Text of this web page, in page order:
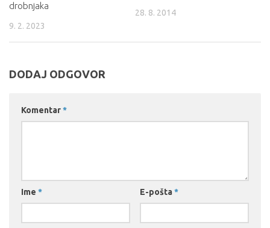
drobnjaka
9. 2. 2023
28. 8. 2014
DODAJ ODGOVOR
Komentar*
Ime * E-pošta *